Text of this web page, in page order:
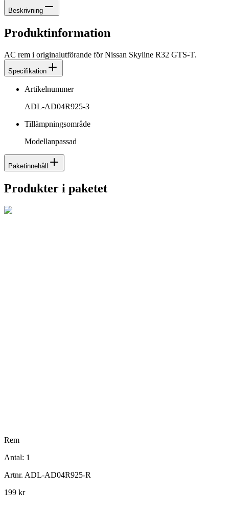
Beskrivning
Produktinformation
AC rem i originalutförande för Nissan Skyline R32 GTS-T.
Specifikation
Artikelnummer
ADL-AD04R925-3
Tillämpningsområde
Modellanpassad
Paketinnehåll
Produkter i paketet
Rem
Antal: 1
Artnr. ADL-AD04R925-R
199 kr